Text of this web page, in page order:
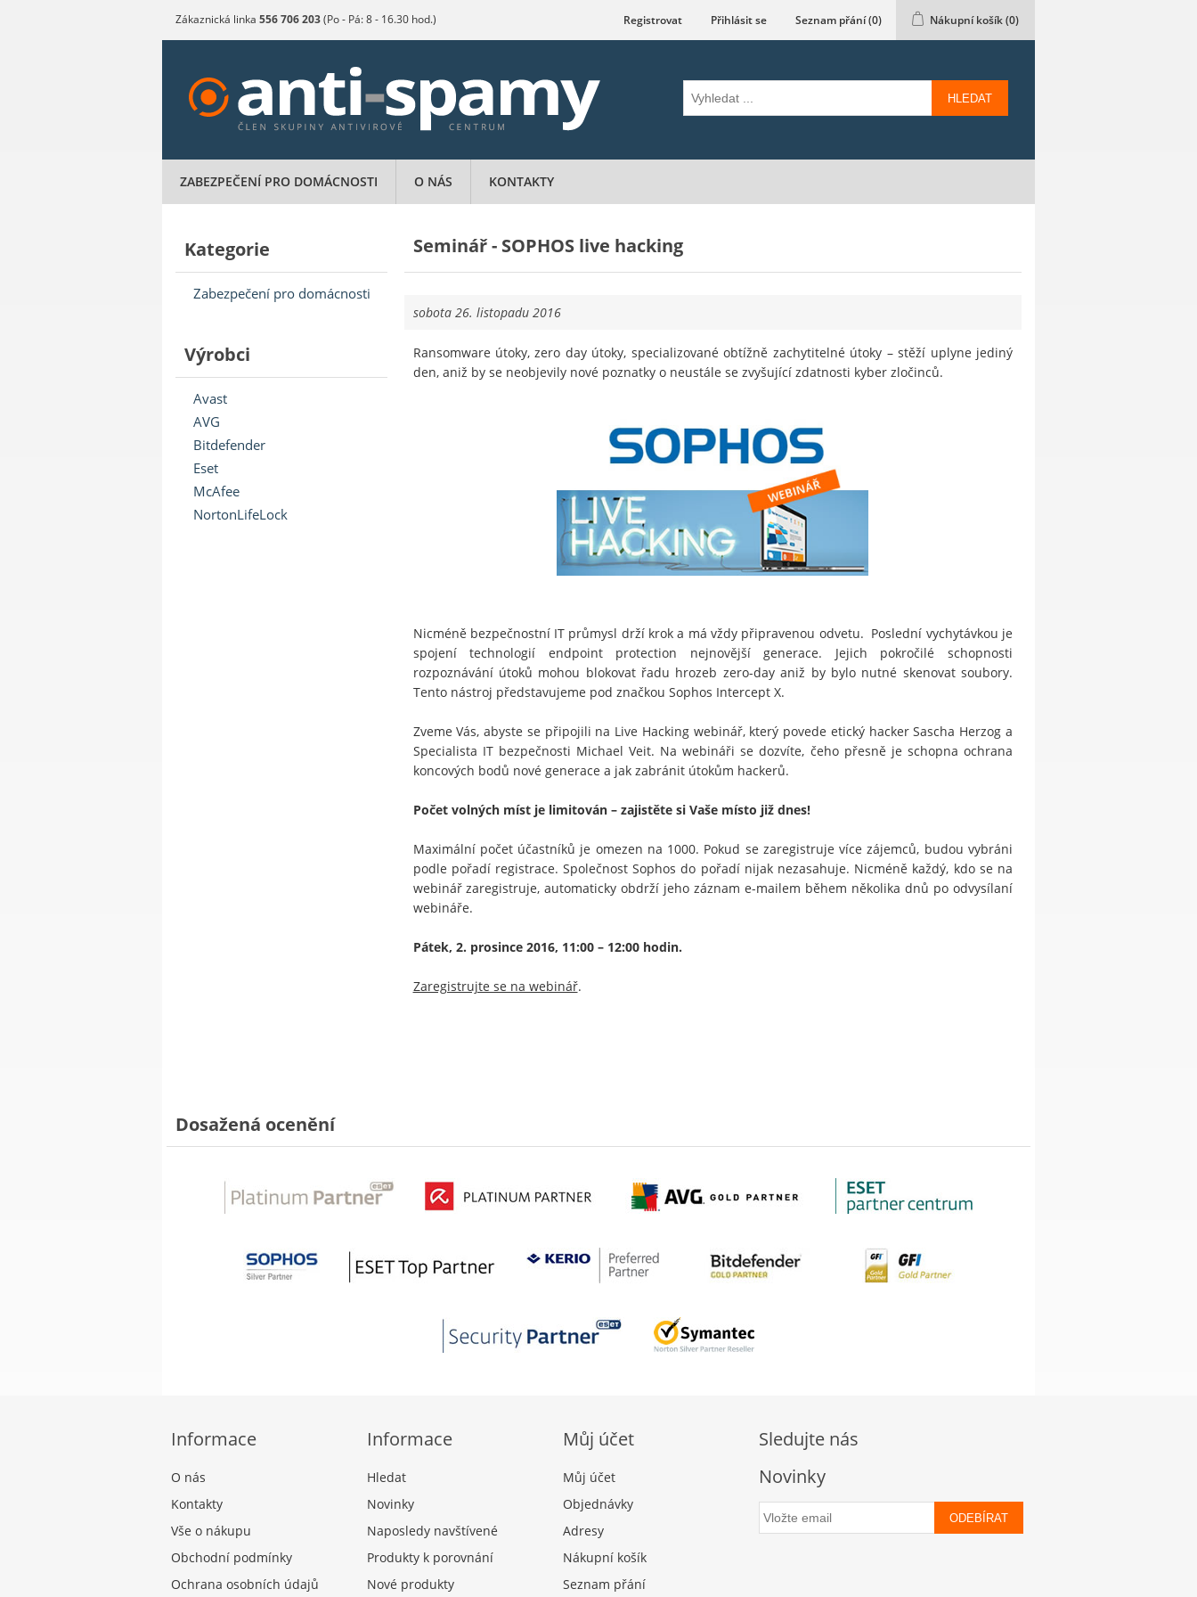
Zákaznická linka 556 706 203(Po - Pá: 8 - 16.30 hod.) Registrovat Přihlásit se Seznam přání(0) Nákupní košík(0)
HLEDAT
ZABEZPEČENÍ PRO DOMÁCNOSTI O NÁS KONTAKTY
Kategorie
Zabezpečení pro domácnosti
Výrobci
Avast
AVG
Bitdefender
Eset
McAfee
NortonLifeLock
Seminář - SOPHOS live hacking
sobota 26. listopadu 2016
Ransomware útoky, zero day útoky, specializované obtížně zachytitelné útoky – stěží uplyne jediný
den, aniž by se neobjevily nové poznatky o neustále se zvyšující zdatnosti kyber zločinců.
Nicméně bezpečnostní IT průmysl drží krok a má vždy připravenou odvetu. Poslední vychytávkou je
spojení technologií endpoint protection nejnovější generace. Jejich pokročilé schopnosti
rozpoznávání útoků mohou blokovat řadu hrozeb zero-day aniž by bylo nutné skenovat soubory.
Tento nástroj představujeme pod značkou Sophos Intercept X.
Zveme Vás, abyste se připojili na Live Hacking webinář, který povede etický hacker Sascha Herzog a
Specialista IT bezpečnosti Michael Veit. Na webináři se dozvíte, čeho přesně je schopna ochrana
koncových bodů nové generace a jak zabránit útokům hackerů.
Počet volných míst je limitován – zajistěte si Vaše místo již dnes!
Maximální počet účastníků je omezen na 1000. Pokud se zaregistruje více zájemců, budou vybráni
podle pořadí registrace. Společnost Sophos do pořadí nijak nezasahuje. Nicméně každý, kdo se na
webinář zaregistruje, automaticky obdrží jeho záznam e-mailem během několika dnů po odvysílaní
webináře.
Pátek, 2. prosince 2016, 11:00 – 12:00 hodin.
Zaregistrujte se na webinář.
Dosažená ocenění
Informace
O nás
Kontakty
Vše o nákupu
Obchodní podmínky
Ochrana osobních údajů
Informace
Hledat
Novinky
Naposledy navštívené
Produkty k porovnání
Nové produkty
Můj účet
Můj účet
Objednávky
Adresy
Nákupní košík
Seznam přání
Sledujte nás
Novinky
ODEBÍRAT